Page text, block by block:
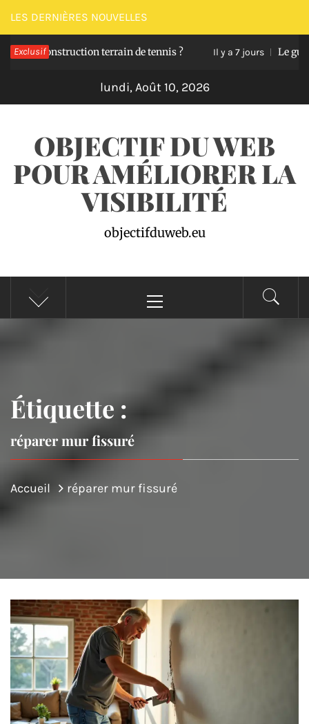
Passer
au
contenu
LES DERNIÈRES NOUVELLES
Exclusif
construction terrain de tennis ? Il y a 7 jours Le guide pour
lundi, Août 10, 2026
OBJECTIF DU WEB
POUR AMÉLIORER LA
VISIBILITÉ
objectifduweb.eu
principal
Étiquette :
réparer mur fissuré
Accueil réparer mur fissuré